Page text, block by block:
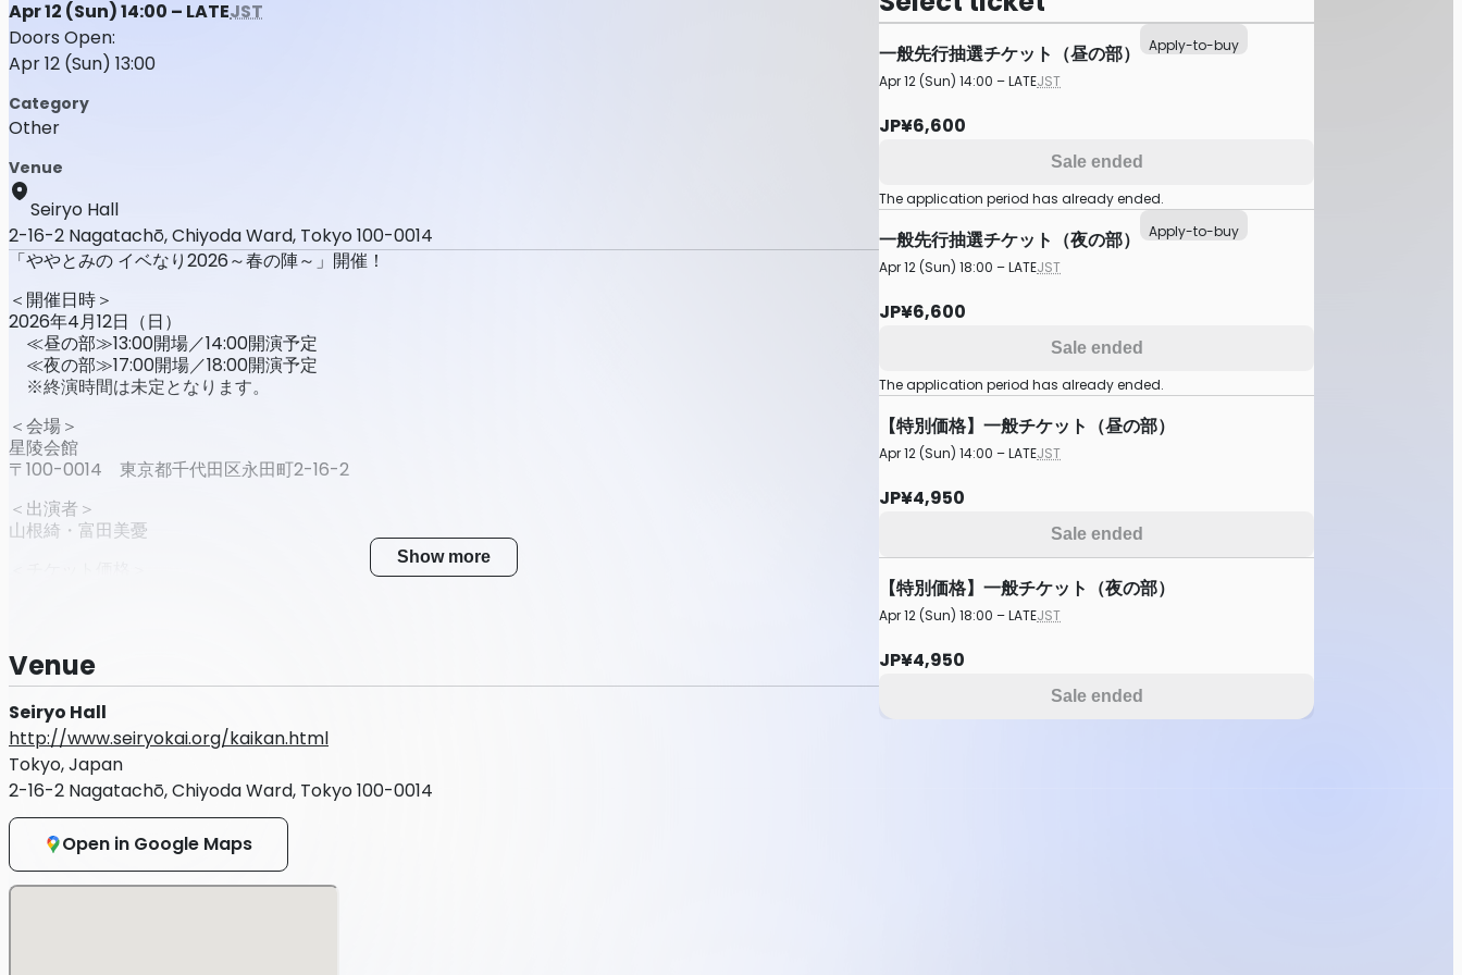
Apr 12 (Sun) 14:00 – LATEJST
Doors Open:
Apr 12 (Sun) 13:00
Category
Other
Venue
Seiryo Hall
2-16-2 Nagatachō, Chiyoda Ward, Tokyo 100-0014
「ややとみの イベなり2026～春の陣～」開催！
＜開催日時＞
2026年4月12日（日）
≪昼の部≫13:00開場／14:00開演予定
≪夜の部≫17:00開場／18:00開演予定
※終演時間は未定となります。
＜会場＞
星陵会館
〒100-0014 東京都千代田区永田町2-16-2
＜出演者＞
山根綺・富田美憂
販売期間：2月4日(水)23:00～2月23日(月)23:59まで
※当落2月24日(火)15:00予定 ※入金期間2月27日(金)23:59まで
（２）【特別価格】チャンネル会員限定チケット
価格：4,500円(税込4,950円)+手数料
販売期間：3月18日(水)23:00～3月26日(木)23:59
※当落3月27日(金)15:00予定 ※入金期間3月30日(月)23:59まで
※座席は、一般先行抽選チケットより後ろの席となります。
※チケットSOLDOUT の場合実施がない場合があります。
★会員・非会員共通★
（３）一般先行抽選チケット
価格：6,000円(税込6,600円)+手数料
Show more
Venue
Seiryo Hall
http://www.seiryokai.org/kaikan.html
Tokyo, Japan
2-16-2 Nagatachō, Chiyoda Ward, Tokyo 100-0014
Open in Google Maps
一般先行抽選チケット（昼の部）
Apply-to-buy
Apr 12 (Sun) 14:00 – LATEJST
JP¥6,600
Sale ended
The application period has already ended.
一般先行抽選チケット（夜の部）
Apply-to-buy
Apr 12 (Sun) 18:00 – LATEJST
JP¥6,600
Sale ended
The application period has already ended.
【特別価格】一般チケット（昼の部）
Apr 12 (Sun) 14:00 – LATEJST
JP¥4,950
Sale ended
【特別価格】一般チケット（夜の部）
Apr 12 (Sun) 18:00 – LATEJST
JP¥4,950
Sale ended